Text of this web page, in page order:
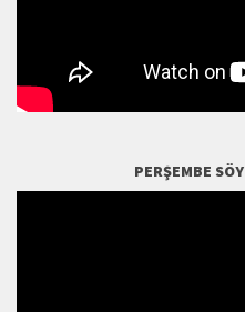
PERŞEMBE